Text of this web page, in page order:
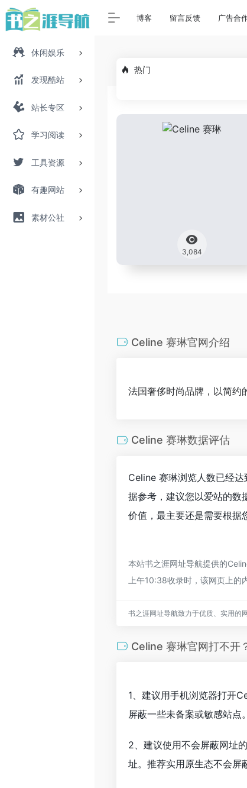
休闲娱乐
发现酷站
站长专区
学习阅读
工具资源
有趣网站
素材公社
博客 留言反馈 广告合
热门
3,084
Celine 赛琳官网介绍
法国奢侈时尚品牌，以简约
Celine 赛琳数据评估
Celine 赛琳浏览人数已经
据参考，建议您以爱站的数
价值，最主要还是需要根据
本站书之涯网址导航提供的
上午10:38收录时，该网页上的
书之涯网址导航致力于优质、实用的
Celine 赛琳官网打不开
1、建议用手机浏览器打开
屏蔽一些未备案或敏感站点。
2、建议使用不会屏蔽网址
址。推荐实用原生态不会